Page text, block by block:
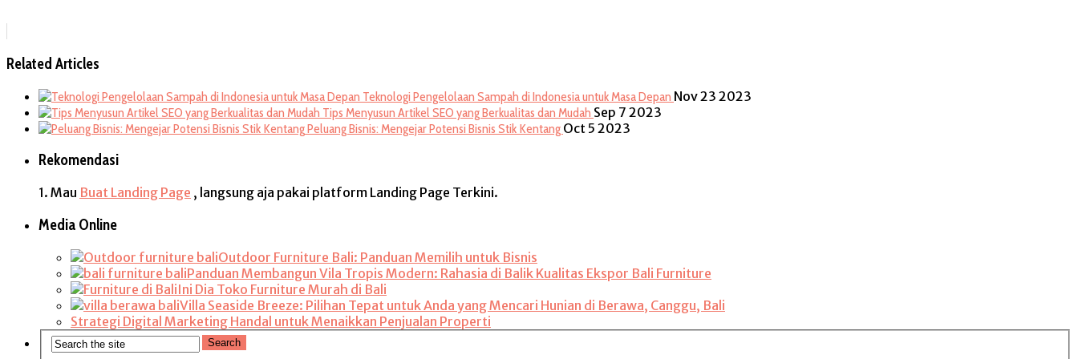
Related Articles
Teknologi Pengelolaan Sampah di Indonesia untuk Masa Depan Nov 23 2023
Tips Menyusun Artikel SEO yang Berkualitas dan Mudah Sep 7 2023
Peluang Bisnis: Mengejar Potensi Bisnis Stik Kentang Oct 5 2023
Rekomendasi
1. Mau Buat Landing Page , langsung aja pakai platform Landing Page Terkini.
Media Online
Outdoor Furniture Bali: Panduan Memilih untuk Bisnis
Panduan Membangun Vila Tropis Modern: Rahasia di Balik Kualitas Ekspor Bali Furniture
Ini Dia Toko Furniture Murah di Bali
Villa Seaside Breeze: Pilihan Tepat untuk Anda yang Mencari Hunian di Berawa, Canggu, Bali
Strategi Digital Marketing Handal untuk Menaikkan Penjualan Properti